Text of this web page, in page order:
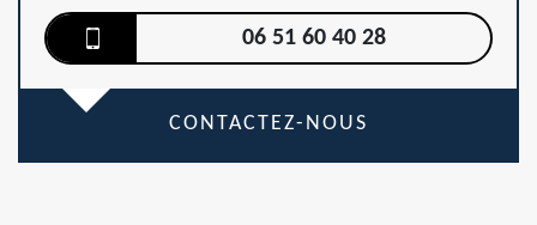
06 51 60 40 28
CONTACTEZ-NOUS